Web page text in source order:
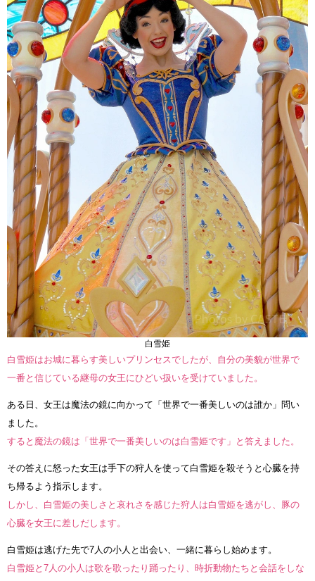
白雪姫
白雪姫はお城に暮らす美しいプリンセスでしたが、自分の美貌が世界で
一番と信じている継母の女王にひどい扱いを受けていました。
ある日、女王は魔法の鏡に向かって「世界で一番美しいのは誰か」問い
ました。
すると魔法の鏡は「世界で一番美しいのは白雪姫です」と答えました。
その答えに怒った女王は手下の狩人を使って白雪姫を殺そうと心臓を持
ち帰るよう指示します。
しかし、白雪姫の美しさと哀れさを感じた狩人は白雪姫を逃がし、豚の
心臓を女王に差しだします。
白雪姫は逃げた先で7人の小人と出会い、一緒に暮らし始めます。
白雪姫と7人の小人は歌を歌ったり踊ったり、時折動物たちと会話をしな